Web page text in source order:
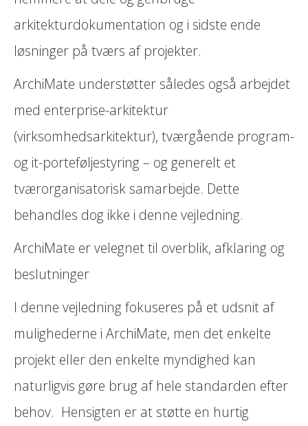
arkitekturdokumentation og i sidste ende
løsninger på tværs af projekter.
ArchiMate understøtter således også arbejdet
med enterprise-arkitektur
(virksomhedsarkitektur), tværgående program-
og it-porteføljestyring – og generelt et
tværorganisatorisk samarbejde. Dette
behandles dog ikke i denne vejledning.
ArchiMate er velegnet til overblik, afklaring og
beslutninger
I denne vejledning fokuseres på et udsnit af
mulighederne i ArchiMate, men det enkelte
projekt eller den enkelte myndighed kan
naturligvis gøre brug af hele standarden efter
behov. Hensigten er at støtte en hurtig